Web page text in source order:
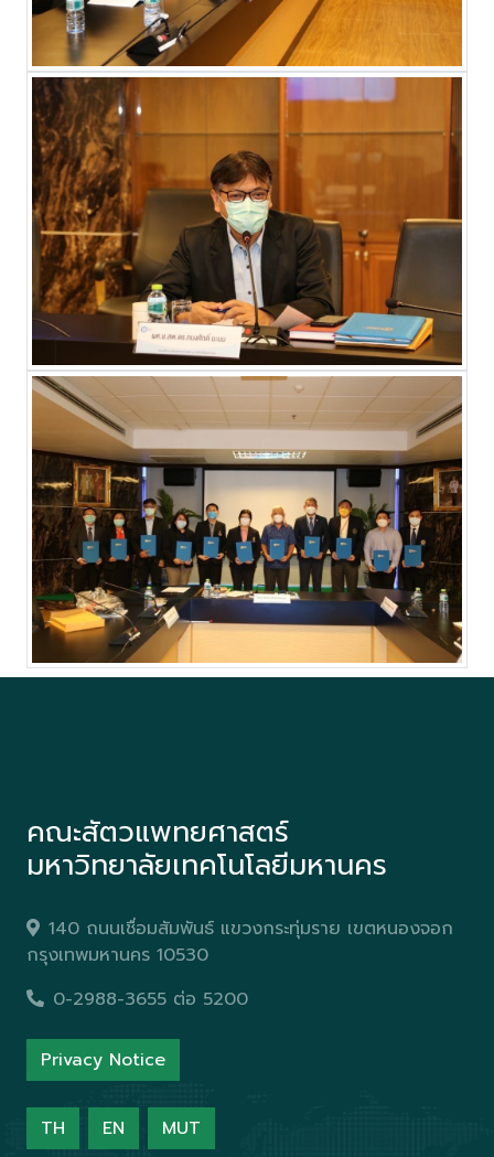
คณะสัตวแพทยศาสตร์
มหาวิทยาลัยเทคโนโลยีมหานคร
140 ถนนเชื่อมสัมพันธ์ แขวงกระทุ่มราย เขตหนองจอก
กรุงเทพมหานคร 10530
0-2988-3655 ต่อ 5200
Privacy Notice
TH EN MUT